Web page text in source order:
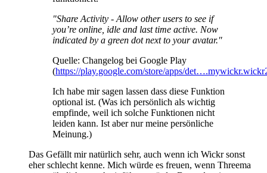
"Share Activity - Allow other users to see if
you’re online, idle and last time active. Now
indicated by a green dot next to your avatar."
Quelle: Changelog bei Google Play
(https://play.google.com/store/apps/
Ich habe mir sagen lassen dass diese Funktion
optional ist. (Was ich persönlich als wichtig
empfinde, weil ich solche Funktionen nicht
leiden kann. Ist aber nur meine persönliche
Meinung.)
Das Gefällt mir natürlich sehr, auch wenn ich Wickr sonst
eher schlecht kenne. Mich würde es freuen, wenn Threema